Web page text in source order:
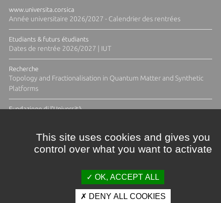
www.universita.corsica
Année universitaire 2026/2027 - Calendrier des rentrées
Etudiants & futurs étudiants
Dates de rentrée 2026/2027 | IUT
Recherche
Topology and Fractionalisation in Quantum Matter and Synthetic
Platforms
Fundazione di l'Università
This site uses cookies and gives you
control over what you want to activate
OK, ACCEPT ALL
DENY ALL COOKIES